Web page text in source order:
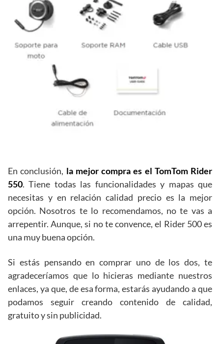
En conclusión, la mejor compra es el TomTom Rider
550. Tiene todas las funcionalidades y mapas que
necesitas y en relación calidad precio es la mejor
opción. Nosotros te lo recomendamos, no te vas a
arrepentir. Aunque, si no te convence, el Rider 500 es
una muy buena opción.
Si estás pensando en comprar uno de los dos, te
agradeceríamos que lo hicieras mediante nuestros
enlaces, ya que, de esa forma, estarás ayudando a que
podamos seguir creando contenido de calidad,
gratuito y sin publicidad.